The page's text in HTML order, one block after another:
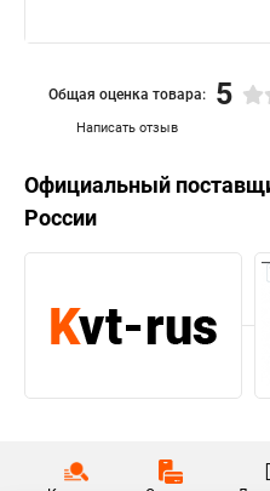
Написать отзыв
Общая оценка товара: 5
Официальный
России